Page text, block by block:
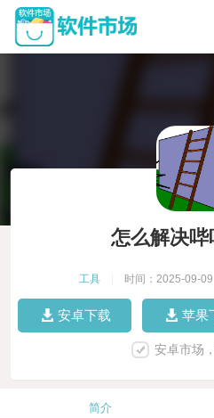
怎么解决哔
工具 时间：2025-09-09
安卓下载 苹果
安卓市场
简介